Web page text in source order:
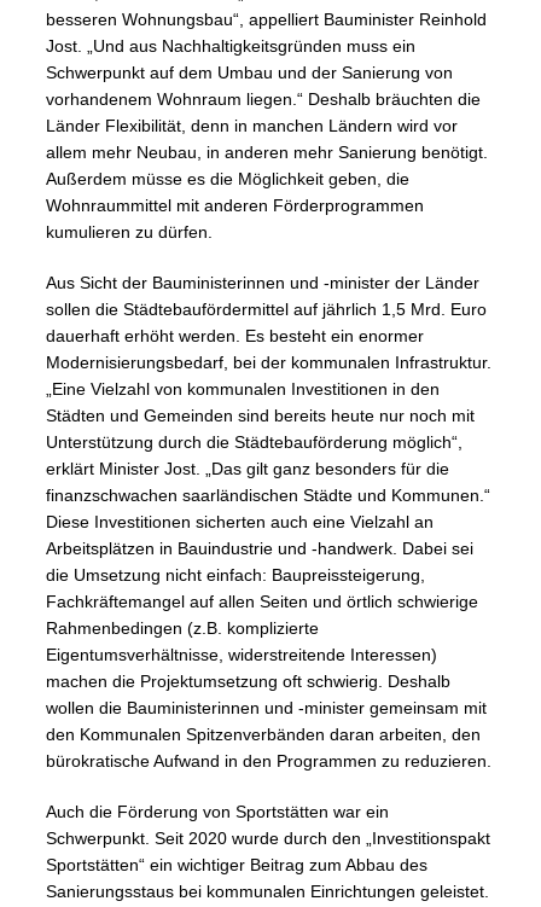
besseren Wohnungsbau“, appelliert Bauminister Reinhold
Jost. „Und aus Nachhaltigkeitsgründen muss ein
Schwerpunkt auf dem Umbau und der Sanierung von
vorhandenem Wohnraum liegen.“ Deshalb bräuchten die
Länder Flexibilität, denn in manchen Ländern wird vor
allem mehr Neubau, in anderen mehr Sanierung benötigt.
Außerdem müsse es die Möglichkeit geben, die
Wohnraummittel mit anderen Förderprogrammen
kumulieren zu dürfen.
Aus Sicht der Bauministerinnen und -minister der Länder
sollen die Städtebaufördermittel auf jährlich 1,5 Mrd. Euro
dauerhaft erhöht werden. Es besteht ein enormer
Modernisierungsbedarf, bei der kommunalen Infrastruktur.
„Eine Vielzahl von kommunalen Investitionen in den
Städten und Gemeinden sind bereits heute nur noch mit
Unterstützung durch die Städtebauförderung möglich“,
erklärt Minister Jost. „Das gilt ganz besonders für die
finanzschwachen saarländischen Städte und Kommunen.“
Diese Investitionen sicherten auch eine Vielzahl an
Arbeitsplätzen in Bauindustrie und -handwerk. Dabei sei
die Umsetzung nicht einfach: Baupreissteigerung,
Fachkräftemangel auf allen Seiten und örtlich schwierige
Rahmenbedingen (z.B. komplizierte
Eigentumsverhältnisse, widerstreitende Interessen)
machen die Projektumsetzung oft schwierig. Deshalb
wollen die Bauministerinnen und -minister gemeinsam mit
den Kommunalen Spitzenverbänden daran arbeiten, den
bürokratische Aufwand in den Programmen zu reduzieren.
Auch die Förderung von Sportstätten war ein
Schwerpunkt. Seit 2020 wurde durch den „Investitionspakt
Sportstätten“ ein wichtiger Beitrag zum Abbau des
Sanierungsstaus bei kommunalen Einrichtungen geleistet.